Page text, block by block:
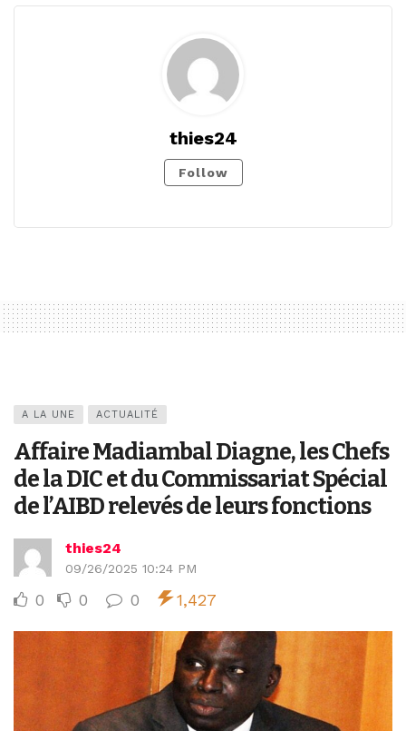
thies24
Follow
A LA UNE ACTUALITÉ
Affaire Madiambal Diagne, les Chefs
de la DIC et du Commissariat Spécial
de l’AIBD relevés de leurs fonctions
thies24
09/26/2025 10:24 PM
0 0 0 1,427